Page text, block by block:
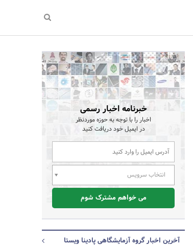
خبرنامه اخبار رسمی
اخبار را با توجه به حوزه موردنظر
در ایمیل خود دریافت کنید
انتخاب سرویس
می خواهم مشترک شوم
آخرین اخبار گروه آزمایشگاهی پادینا ویستا